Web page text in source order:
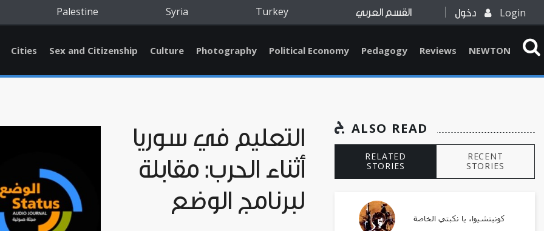
Palestine Syria Turkey القسم العربي دخول Login
Cities Sex and Citizenship Culture Photography Political Economy Pedagogy Reviews NEWTON
التعليم في سوريا
أثناء الحرب: مقابلة
لبرنامج الوضع
ALSO READ
RELATED
STORIES
RECENT
STORIES
كونيتشيوا، يا نكبتي الخاصة